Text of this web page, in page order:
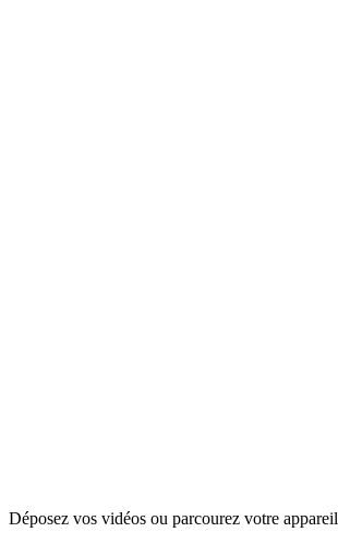
Déposez vos vidéos ou parcourez votre appareil